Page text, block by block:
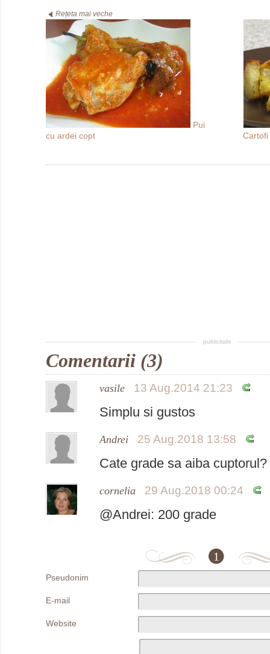
Rețeta mai veche
Pui
cu ardei copt
publicitate
Comentarii (3)
vasile 13 Aug.2014 21:23
Simplu si gustos
Andrei 25 Aug.2018 13:58
Cate grade sa aiba cuptorul?
cornelia 29 Aug.2018 00:24
@Andrei: 200 grade
1
Pseudonim
E-mail
Website